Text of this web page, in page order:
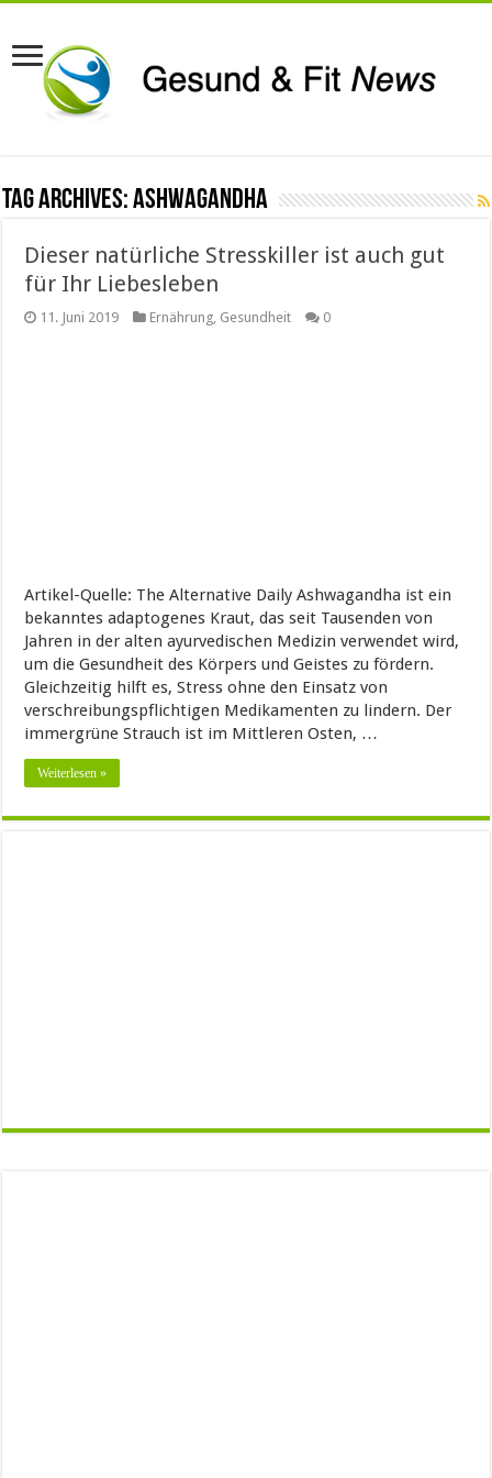
Tag Archives:Ashwagandha
Dieser natürliche Stresskiller ist auch gut
für Ihr Liebesleben
11. Juni 2019 Ernährung Gesundheit 0
Artikel-Quelle: The Alternative Daily Ashwagandha ist ein
bekanntes adaptogenes Kraut, das seit Tausenden von
Jahren in der alten ayurvedischen Medizin verwendet wird,
um die Gesundheit des Körpers und Geistes zu fördern.
Gleichzeitig hilft es, Stress ohne den Einsatz von
verschreibungspflichtigen Medikamenten zu lindern. Der
immergrüne Strauch ist im Mittleren Osten, …
Weiterlesen »